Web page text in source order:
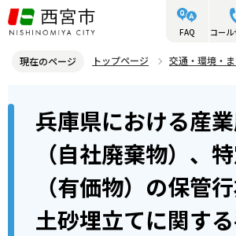
こ
の
ジ
FAQ コール
現在のページ トップページ
交通・環境・
兵庫県における産業廃棄物（自社廃棄物）、特定
行為及び土砂埋立てに関する手続きについて
兵庫県における産
（自社廃棄物）、
（有価物）の保管
土砂埋立てに関す